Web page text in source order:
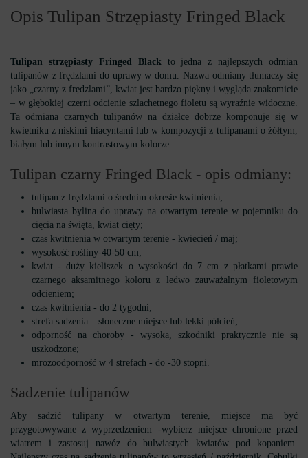
Opis Tulipan Strzępiasty Fringed Black
Tulipan strzępiasty Fringed Blackto jedna z najlepszych odmian
tulipanów z frędzlami do uprawy w domu. Nazwa odmiany tłumaczy się
jako „czarny z frędzlami”, kwiat jest bardzo piękny i wygląda znakomicie
– w głębokiej czerni odcienie szlachetnego fioletu są wyraźnie widoczne.
Ta odmiana czarnych tulipanów na działce dobrze komponuje się w
kwietniku z niskimi hiacyntami lub w kompozycji z tulipanami o żółtym,
białym lub innym kontrastowym kolorze.
Tulipan czarny Fringed Black - opis odmiany:
tulipan z frędzlami o średnim okresie kwitnienia;
bulwiasta bylina do uprawy na otwartym terenie w pojemniku do
cięcia na święta, kwiat cięty;
czas kwitnienia w otwartym terenie - kwiecień / maj;
wysokość rośliny-40-50 cm;
kwiat - duży kieliszek o wysokości do 7 cm z płatkami prawie
czarnego aksamitnego koloru z ledwo zauważalnym fioletowym
odcieniem;
czas kwitnienia - do 2 tygodni;
strefa sadzenia – słoneczne miejsce lub lekki półcień;
odporność na choroby - wysoka, szkodniki praktycznie nie są
uszkodzone;
mrozoodporność w 4 strefach - do -30 stopni.
Sadzenie tulipanów
Aby sadzić tulipany w otwartym terenie, miejsce ma być
przygotowywane z wyprzedzeniem -wybierz miejsce chronione przed
wiatrem i zastosuj nawóz do bulwiastych kwiatów pod kopaniem.